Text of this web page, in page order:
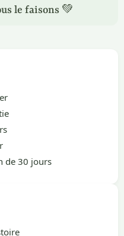
le faisons 💚
de 30 jours